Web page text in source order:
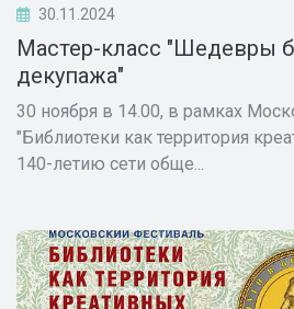
30.11.2024
Мастер-класс "Шедевры
декупажа"
30 ноября в 14.00, в рамках
"Библиотеки как территория
140-летию сети обще...